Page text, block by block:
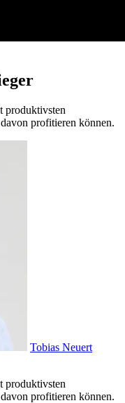
produktivsten
profitieren können.
Tobias Neuert
produktivsten
profitieren können.